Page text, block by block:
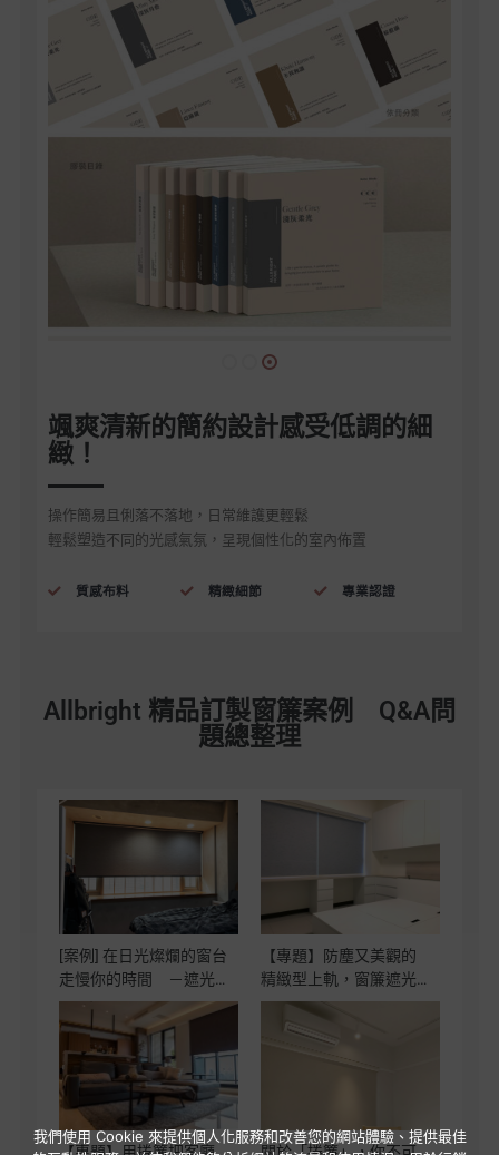
颯爽清新的簡約設計感受低調的細
緻！
操作簡易且俐落不落地，日常維護更輕鬆
輕鬆塑造不同的光感氣氛，呈現個性化的室內佈置
質感布料 精緻細節 專業認證
Allbright 精品訂製窗簾案例 Q&A問
題總整理
[案例] 在日光燦爛的窗台
走慢你的時間 －遮光
捲簾
【專題】防塵又美觀的
精緻型上軌，窗簾遮光
更升級！沒有窗簾盒也
好看 －捲簾．斑馬
簾・窗簾配件
我們使用 Cookie 來提供個人化服務和改善您的網站體驗、提供最佳